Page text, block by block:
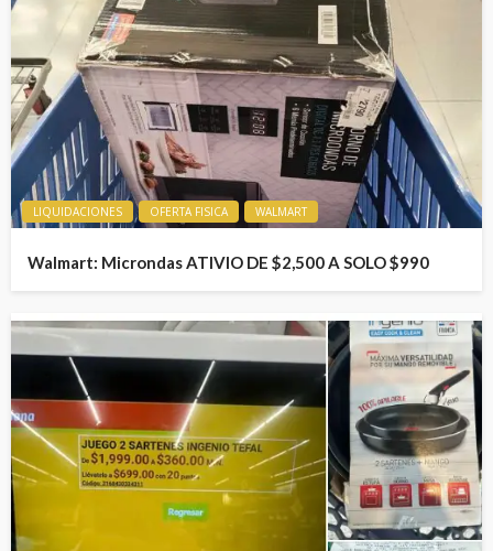
LIQUIDACIONES OFERTA FISICA WALMART
Walmart: Microndas ATIVIO DE $2,500 A SOLO $990